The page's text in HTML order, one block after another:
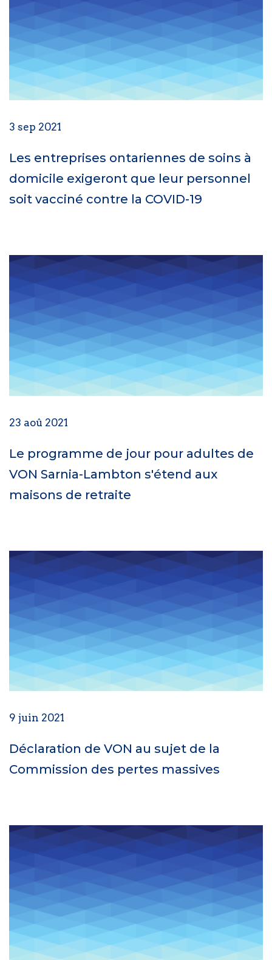
3 sep 2021
Les entreprises ontariennes de soins à
domicile exigeront que leur personnel
soit vacciné contre la COVID-19
23 aoû 2021
Le programme de jour pour adultes de
VON Sarnia-Lambton s'étend aux
maisons de retraite
9 juin 2021
Déclaration de VON au sujet de la
Commission des pertes massives